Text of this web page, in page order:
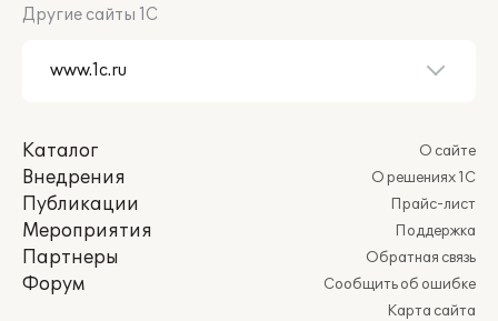
Другие сайты 1С
Каталог
Внедрения
Публикации
Мероприятия
Партнеры
Форум
О сайте
О решениях 1С
Прайс-лист
Поддержка
Обратная связь
Сообщить об ошибке
Карта сайта